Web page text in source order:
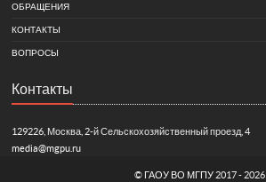
ОБРАЩЕНИЯ
КОНТАКТЫ
ВОПРОСЫ
Контакты
129226, Москва, 2-й Сельскохозяйственный проезд, 4
media@mgpu.ru
© ГАОУ ВО МГПУ 2017 - 2026